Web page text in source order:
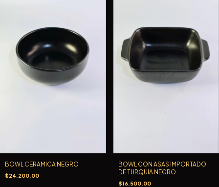
BOWL CERAMICA NEGRO
$24.200,00
BOWL CON ASAS IMPORTADO
DE TURQUIA NEGRO
$16.500,00